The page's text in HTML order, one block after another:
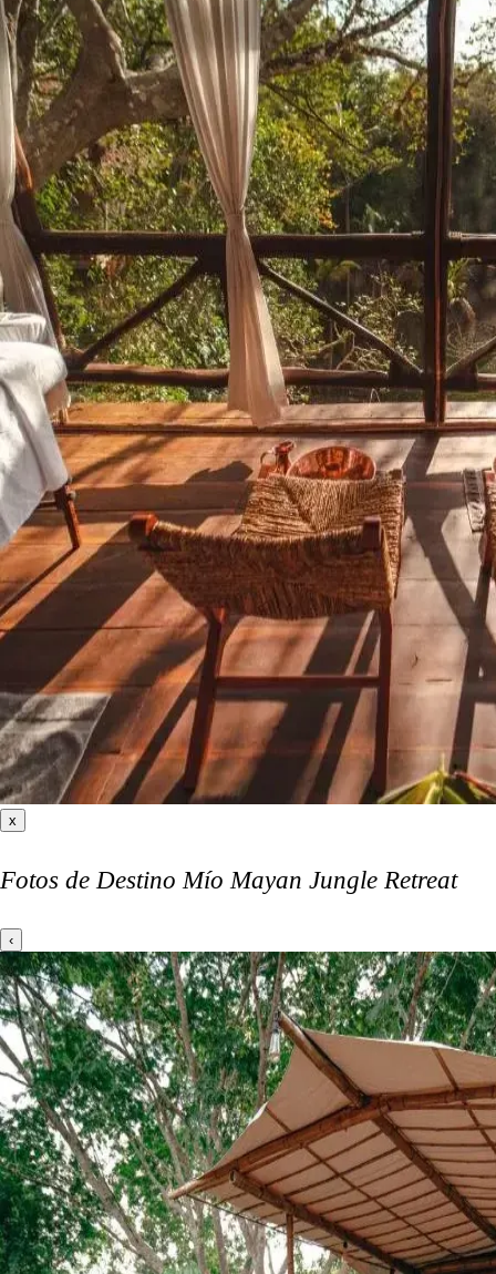
x
Fotos de Destino Mío Mayan Jungle Retreat
‹